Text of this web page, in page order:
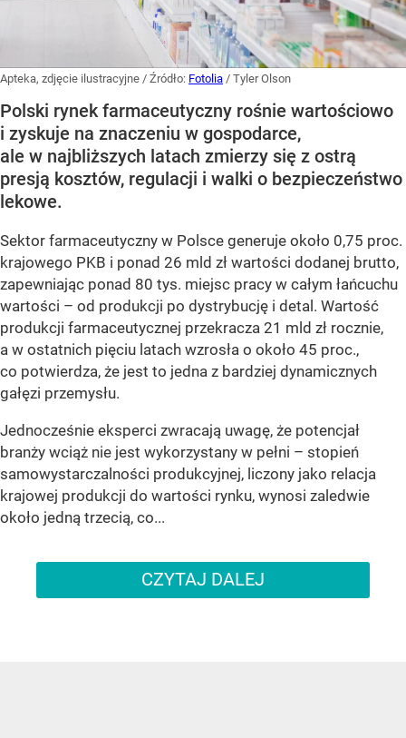
Apteka, zdjęcie ilustracyjne / Źródło: Fotolia / Tyler Olson
Polski rynek farmaceutyczny rośnie wartościowo
i zyskuje na znaczeniu w gospodarce,
ale w najbliższych latach zmierzy się z ostrą
presją kosztów, regulacji i walki o bezpieczeństwo
lekowe.
Sektor farmaceutyczny w Polsce generuje około 0,75 proc.
krajowego PKB i ponad 26 mld zł wartości dodanej brutto,
zapewniając ponad 80 tys. miejsc pracy w całym łańcuchu
wartości – od produkcji po dystrybucję i detal. Wartość
produkcji farmaceutycznej przekracza 21 mld zł rocznie,
a w ostatnich pięciu latach wzrosła o około 45 proc.,
co potwierdza, że jest to jedna z bardziej dynamicznych
gałęzi przemysłu.
Jednocześnie eksperci zwracają uwagę, że potencjał
branży wciąż nie jest wykorzystany w pełni – stopień
samowystarczalności produkcyjnej, liczony jako relacja
krajowej produkcji do wartości rynku, wynosi zaledwie
około jedną trzecią, co...
CZYTAJ DALEJ